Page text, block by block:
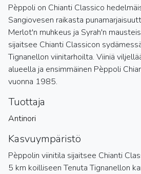
Pèppoli on Chianti Classico
Sangiovesen raikasta
Merlot'n muhkeus ja Syrah'n
sijaitsee Chianti Classicon
Tignanellon viinitarhoilta. Viiniä
alueella ja ensimmäinen Pèppoli
vuonna 1985.
Tuottaja
Antinori
Kasvuympäristö
Pèppolin viinitila sijaitsee Chianti
5 km koilliseen Tenuta Tignanellon